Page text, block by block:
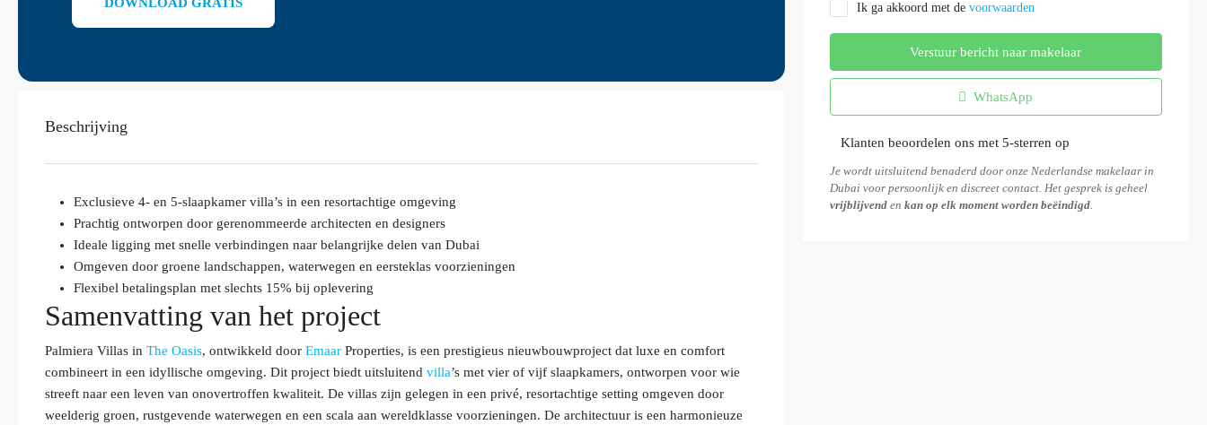
Beschrijving
Exclusieve 4- en 5-slaapkamer villa’s in een resortachtige omgeving
Prachtig ontworpen door gerenommeerde architecten en designers
Ideale ligging met snelle verbindingen naar belangrijke delen van Dubai
Omgeven door groene landschappen, waterwegen en eersteklas voorzieningen
Flexibel betalingsplan met slechts 15% bij oplevering
Samenvatting van het project
Palmiera Villas in The Oasis, ontwikkeld door Emaar Properties, is een prestigieus nieuwbouwproject dat luxe en comfort
combineert in een idyllische omgeving. Dit project biedt uitsluitend villa’s met vier of vijf slaapkamers, ontworpen voor wie
streeft naar een leven van onovertroffen kwaliteit. De villas zijn gelegen in een privé, resortachtige setting omgeven door
weelderig groen, rustgevende waterwegen en een scala aan wereldklasse voorzieningen. De architectuur is een harmonieuze
Ik ga akkoord met de voorwaarden
Verstuur bericht naar makelaar
WhatsApp
Klanten beoordelen ons met 5-sterren op
Je wordt uitsluitend benaderd door onze Nederlandse makelaar in
Dubai voor persoonlijk en discreet contact. Het gesprek is geheel
vrijblijvenden kan op elk moment worden beëindigd.